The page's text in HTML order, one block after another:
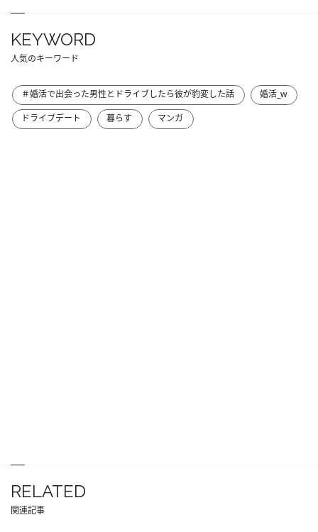
KEYWORD
人気のキーワード
＃婚活で出会った男性とドライブしたら彼が豹変した話
婚活_w
ドライブデート
暮らす マンガ
RELATED
関連記事